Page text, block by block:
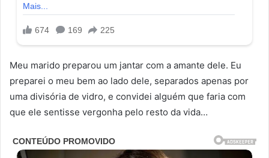
Meu marido preparou um jantar com a amante dele. Eu
preparei o meu bem ao lado dele, separados apenas por
uma divisória de vidro, e convidei alguém que faria com
que ele sentisse vergonha pelo resto da vida…